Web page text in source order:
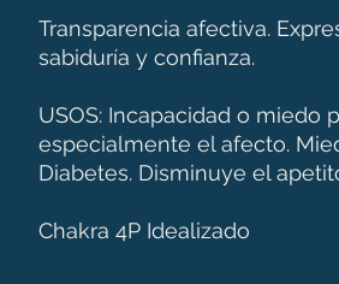
Transparencia afectiva.
sabiduría y confianza.
USOS: Incapacidad o miedo
especialmente el afecto.
Diabetes. Disminuye el
Chakra 4P Idealizado